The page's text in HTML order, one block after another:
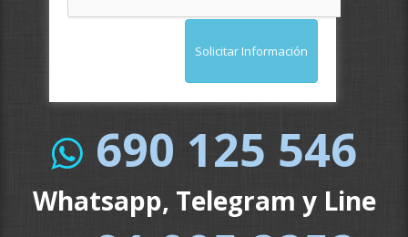
Solicitar Información
690 125 546
Whatsapp, Telegram y Line